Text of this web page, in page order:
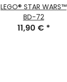
LEGO® STAR WARS™
BD-72
11,90 € *